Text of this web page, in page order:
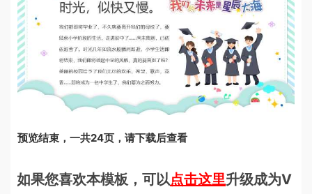
预览结束，一共24页，请下载后查看
如果您喜欢本模板，可以点击这里升级成为V